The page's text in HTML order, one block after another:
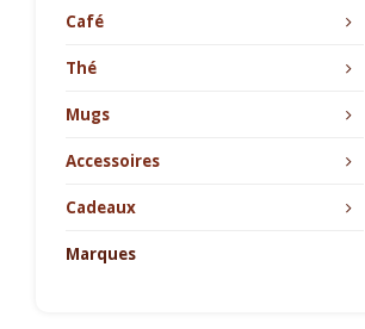
Café
Thé
Mugs
Accessoires
Cadeaux
Marques